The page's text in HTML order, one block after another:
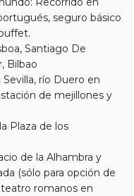
seguro básico
Santiago De
Bilbao
río Duero en
de mejillones y
Plaza de los
de la Alhambra y
(sólo para opción de
romanos en